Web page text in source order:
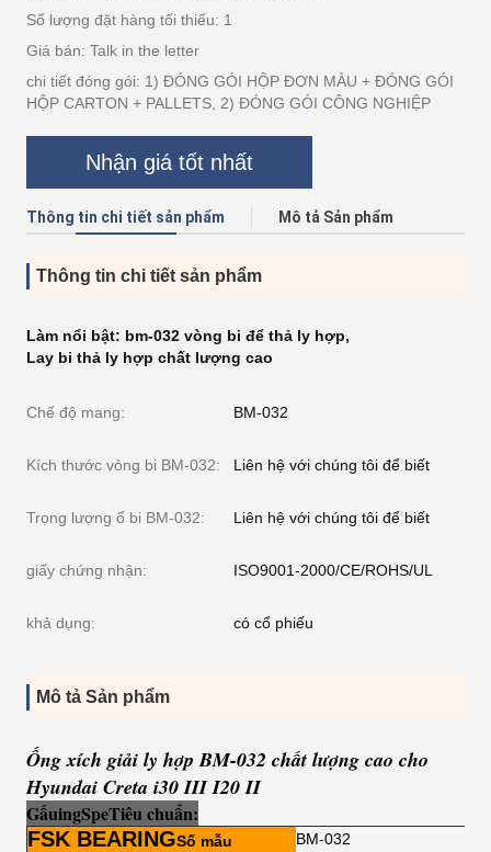
Số lượng đặt hàng tối thiểu: 1
Giá bán: Talk in the letter
chi tiết đóng gói: 1) ĐÓNG GÓI HỘP ĐƠN MÀU + ĐÓNG GÓI
HỘP CARTON + PALLETS, 2) ĐÓNG GÓI CÔNG NGHIỆP
Nhận giá tốt nhất
Thông tin chi tiết sản phẩm Mô tả Sản phẩm
Thông tin chi tiết sản phẩm
Làm nổi bật: bm-032 vòng bi để thả ly hợp,
Lay bi thả ly hợp chất lượng cao
Chế độ mang: BM-032
Kích thước vòng bi BM-032: Liên hệ với chúng tôi để biết
Trọng lượng ổ bi BM-032: Liên hệ với chúng tôi để biết
giấy chứng nhận: ISO9001-2000/CE/ROHS/UL
khả dụng: có cổ phiếu
Mô tả Sản phẩm
Ống xích giải ly hợp BM-032 chất lượng cao cho
Hyundai Creta i30 III I20 II
GấuingSpeTiêu chuẩn:
FSK BEARINGSố mẫu
BM-032